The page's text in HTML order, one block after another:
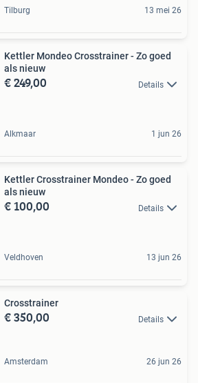
Tilburg 13 mei 26
Kettler Mondeo Crosstrainer - Zo goed
als nieuw
€ 249,00 Details
Alkmaar 1 jun 26
Kettler Crosstrainer Mondeo - Zo goed
als nieuw
€ 100,00 Details
Veldhoven 13 jun 26
Crosstrainer
€ 350,00 Details
Amsterdam 26 jun 26